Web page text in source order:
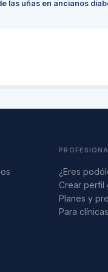
las uñas en ancianos
¿Eres
Crear perfil
Planes y
Para clínicas